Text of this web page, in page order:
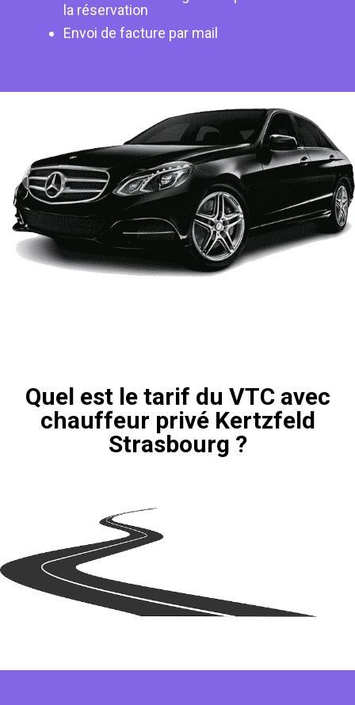
la réservation
Envoi de facture par mail
Quel est le tarif du VTC avec
chauffeur privé Kertzfeld
Strasbourg ?